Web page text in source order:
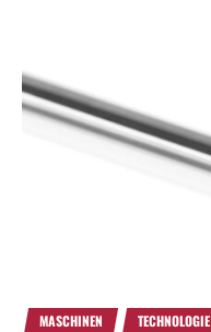
MASCHINEN TECHNOLOGIE